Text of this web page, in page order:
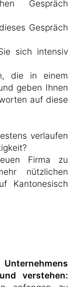
Gespräch
Gespräch
sich intensiv
die in einem
geben Ihnen
auf diese
verlaufen
Firma zu
nützlichen
Kantonesisch
verstehen: